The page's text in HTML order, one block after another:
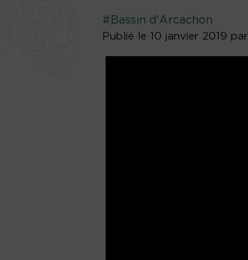
#Bassin d'Arcachon
Publié le 10 janvier 2019 par